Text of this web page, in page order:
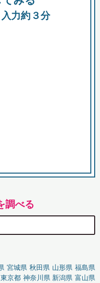
力約３分
調べる
宮城県 秋田県 山形県 福島県
東京都 神奈川県 新潟県 富山県